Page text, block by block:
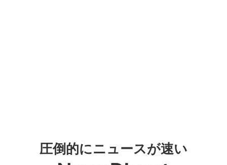
圧倒的にニュースが速い